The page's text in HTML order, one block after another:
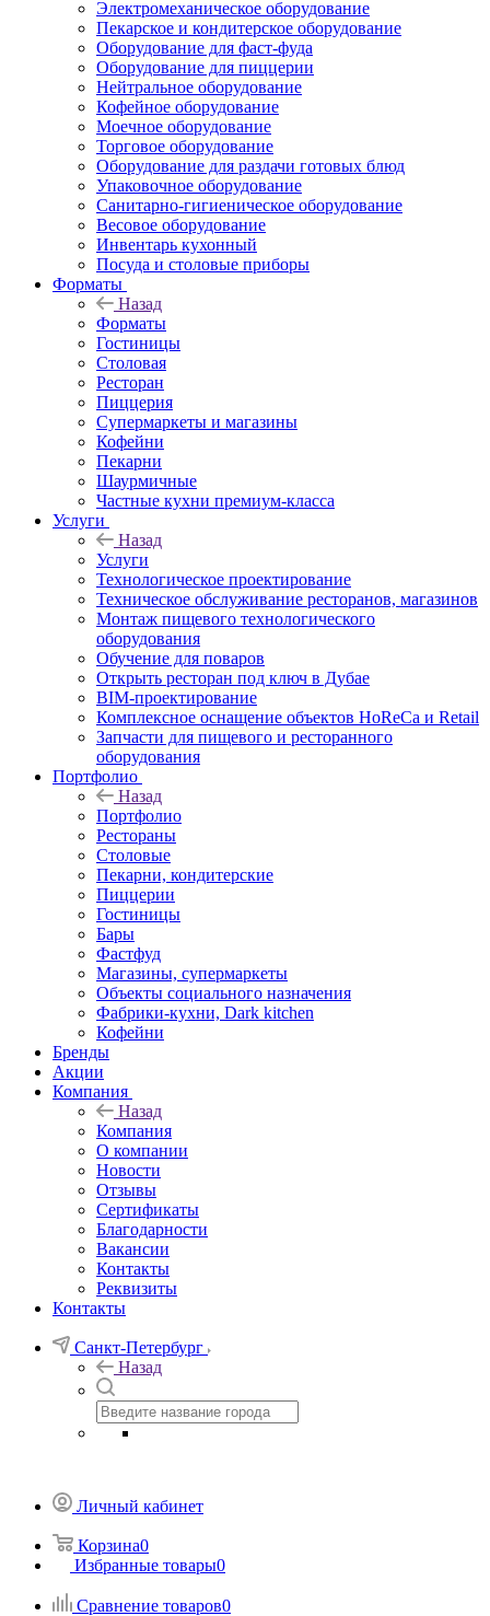
Электромеханическое оборудование
Пекарское и кондитерское оборудование
Оборудование для фаст-фуда
Оборудование для пиццерии
Нейтральное оборудование
Кофейное оборудование
Моечное оборудование
Торговое оборудование
Оборудование для раздачи готовых блюд
Упаковочное оборудование
Санитарно-гигиеническое оборудование
Весовое оборудование
Инвентарь кухонный
Посуда и столовые приборы
Форматы
Назад
Форматы
Гостиницы
Столовая
Ресторан
Пиццерия
Супермаркеты и магазины
Кофейни
Пекарни
Шаурмичные
Частные кухни премиум-класса
Услуги
Назад
Услуги
Технологическое проектирование
Техническое обслуживание ресторанов, магазинов
Монтаж пищевого технологического
оборудования
Обучение для поваров
Открыть ресторан под ключ в Дубае
BIM-проектирование
Комплексное оснащение объектов HoReCa и Retail
Запчасти для пищевого и ресторанного
оборудования
Портфолио
Назад
Портфолио
Рестораны
Столовые
Пекарни, кондитерские
Пиццерии
Гостиницы
Бары
Фастфуд
Магазины, супермаркеты
Объекты социального назначения
Фабрики-кухни, Dark kitchen
Кофейни
Бренды
Акции
Компания
Назад
Компания
О компании
Новости
Отзывы
Сертификаты
Благодарности
Вакансии
Контакты
Реквизиты
Контакты
Санкт-Петербург
Назад
Личный кабинет
Корзина0
Избранные товары0
Сравнение товаров0